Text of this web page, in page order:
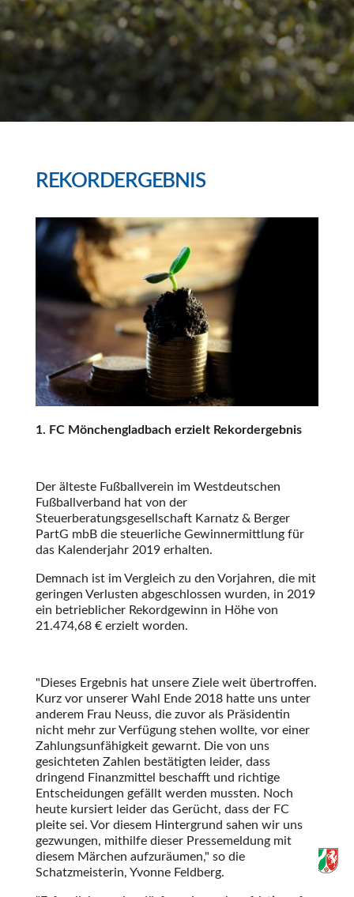
REKORDERGEBNIS
1. FC Mönchengladbach erzielt Rekordergebnis
Der älteste Fußballverein im Westdeutschen
Fußballverband hat von der
Steuerberatungsgesellschaft Karnatz & Berger
PartG mbB die steuerliche Gewinnermittlung für
das Kalenderjahr 2019 erhalten.
Demnach ist im Vergleich zu den Vorjahren, die mit
geringen Verlusten abgeschlossen wurden, in 2019
ein betrieblicher Rekordgewinn in Höhe von
21.474,68 € erzielt worden.
Dieses Ergebnis hat unsere Ziele weit übertroffen.
Kurz vor unserer Wahl Ende 2018 hatte uns unter
anderem Frau Neuss, die zuvor als Präsidentin
nicht mehr zur Verfügung stehen wollte, vor einer
Zahlungsunfähigkeit gewarnt. Die von uns
gesichteten Zahlen bestätigten leider, dass
dringend Finanzmittel beschafft und richtige
Entscheidungen gefällt werden mussten. Noch
heute kursiert leider das Gerücht, dass der FC
pleite sei. Vor diesem Hintergrund sahen wir uns
gezwungen, mithilfe dieser Pressemeldung mit
diesem Märchen aufzuräumen,
so die
Schatzmeisterin, Yvonne Feldberg.